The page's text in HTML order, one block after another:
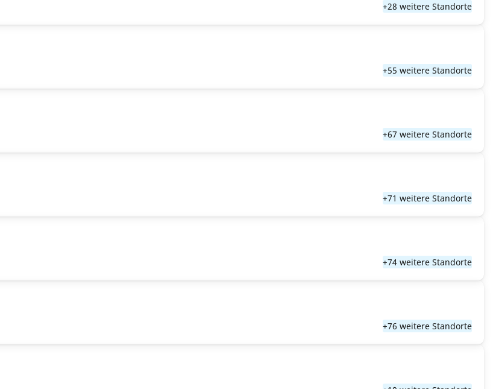
+28 weitere Standorte
+55 weitere Standorte
+67 weitere Standorte
+71 weitere Standorte
+74 weitere Standorte
+76 weitere Standorte